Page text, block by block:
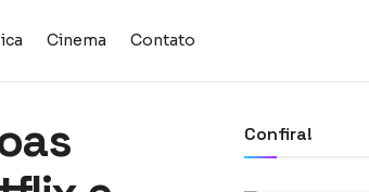
Cinema Contato
Confira!